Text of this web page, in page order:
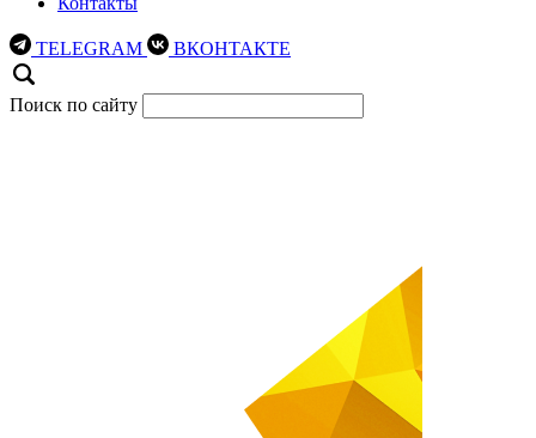
TELEGRAM ВКОНТАКТЕ
Поиск по сайту